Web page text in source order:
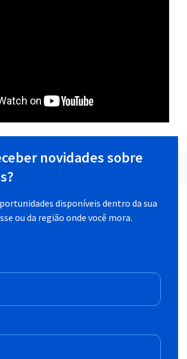
novidades sobre
disponíveis dentro da sua
ou da região onde você mora.